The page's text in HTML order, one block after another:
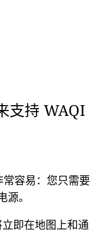
支持 WAQI
容易：您只需要
。
即在地图上和通